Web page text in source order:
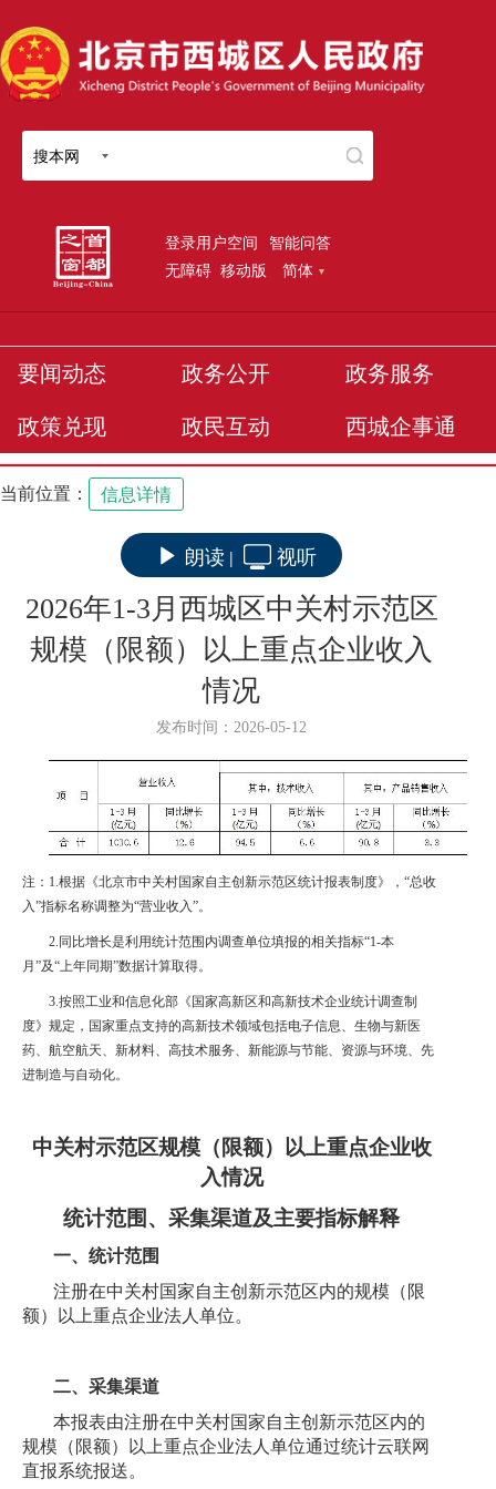
搜本网
登录用户空间 智能问答
无障碍 移动版 简体
要闻动态 政务公开 政务服务
政策兑现 政民互动 西城企事通
当前位置： 信息详情
朗读 | 视听
2026年1-3月西城区中关村示范区
规模（限额）以上重点企业收入
情况
发布时间：2026-05-12
注： 1.根据《北京市中关村国家自主创新示范区统计报表制度》，“总收
入”指标名称调整为“营业收入”。
2. 同比增长是利用统计范围内调查单位填报的相关指标“1-本
月”及“上年同期”数据计算取得。
3.按照工业和信息化部《国家高新区和高新技术企业统计调查制
度》规定，国家重点支持的高新技术领域包括电子信息、生物与新医
药、航空航天、新材料、高技术服务、新能源与节能、资源与环境、先
进制造与自动化。
中关村示范区规模（限额）以上重点企业收
入情况
统计范围、采集渠道及主要指标解释
一、统计范围
注册在中关村国家自主创新示范区内的规模（限
额）以上重点企业法人单位。
二、采集渠道
本报表由注册在中关村国家自主创新示范区内的
规模（限额）以上重点企业法人单位通过统计云联网
直报系统报送。